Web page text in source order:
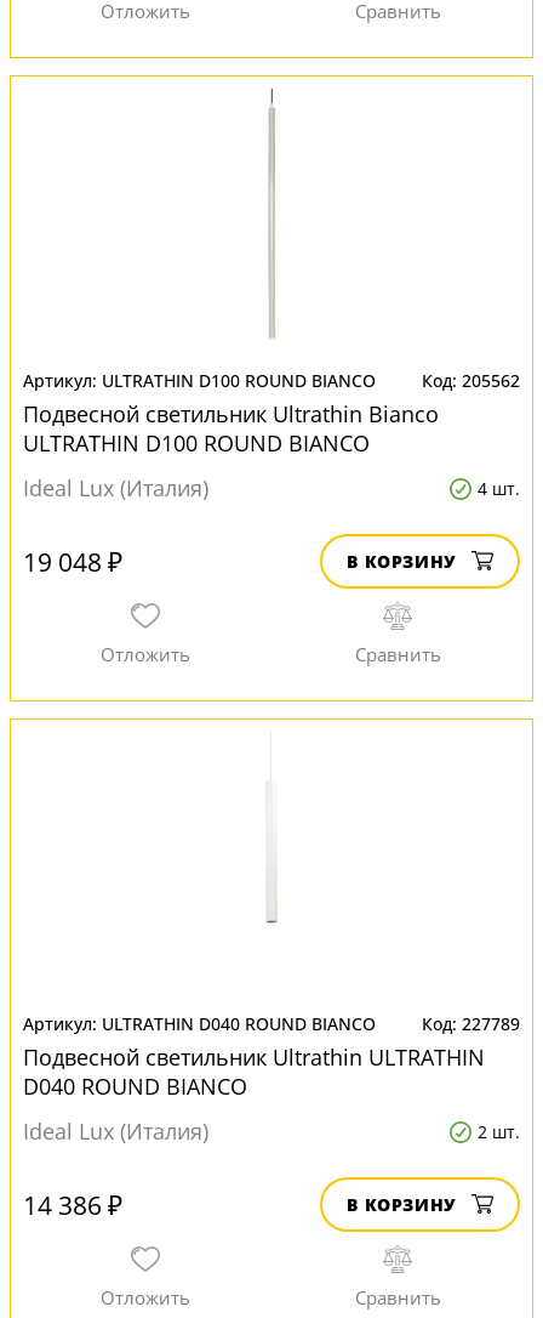
ULTRATHIN D100 ROUND BIANCO 205562
Подвесной светильник Ultrathin Bianco
ULTRATHIN D100 ROUND BIANCO
Ideal Lux (Италия)
4 шт.
19 048 ₽ В КОРЗИНУ
ULTRATHIN D040 ROUND BIANCO 227789
Подвесной светильник Ultrathin ULTRATHIN
D040 ROUND BIANCO
Ideal Lux (Италия)
2 шт.
14 386 ₽ В КОРЗИНУ